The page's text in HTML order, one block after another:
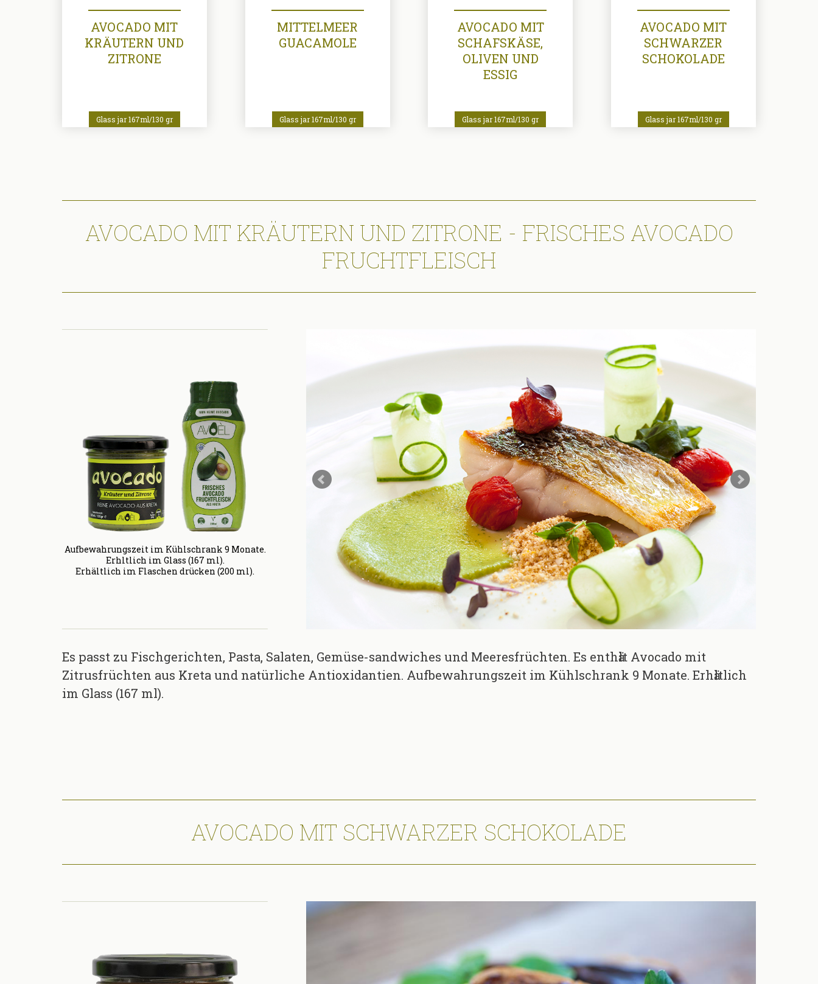
AVOCADO MIT
KRÄUTERN UND
ZITRONE
Glass jar 167ml/130 gr
MITTELMEER
GUACAMOLE
Glass jar 167ml/130 gr
AVOCADO MIT
SCHAFSKÄSE,
OLIVEN UND
ESSIG
Glass jar 167ml/130 gr
AVOCADO MIT
SCHWARZER
SCHOKOLADE
Glass jar 167ml/130 gr
AVOCADO MIT KRÄUTERN UND ZITRONE - FRISCHES AVOCADO
FRUCHTFLEISCH
Aufbewahrungszeit im Kühlschrank 9 Monate.
Erhӓltlich im Glass (167 ml).
Erhältlich im Flaschen drücken (200 ml).
Es passt zu Fischgerichten, Pasta, Salaten, Gemüse-sandwiches und Meeresfrüchten. Es enthӓlt Avocado mit
Zitrusfrüchten aus Kreta und natürliche Antioxidantien. Aufbewahrungszeit im Kühlschrank 9 Monate. Erhӓltlich
im Glass (167 ml).
AVOCADO MIT SCHWARZER SCHOKOLADE